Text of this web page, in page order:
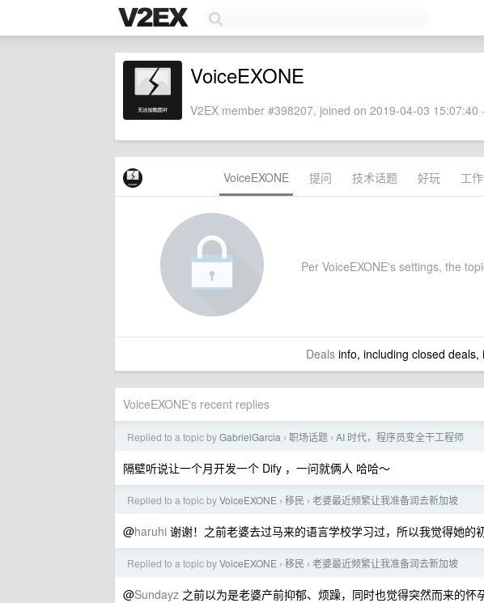
VoiceEXONE
V2EX member #398207, joined on 2019-04-03 15:07:40
VoiceEXONE 提问 技术话题 好玩 工
Per VoiceEXONE's settings, the
Dealsinfo, including closed deals,
VoiceEXONE's recent replies
Replied to a topic byGabrielGarcia › 职场话题 › AI 时代，程序员变全干工程师
隔壁听说让一个月开发一个 Dify ，一问就俩人 哈哈～
Replied to a topic byVoiceEXONE › 移民 › 老婆最近频繁让我准备润去新加坡
@haruhi 谢谢！之前老婆去过马来的语言学校学习过，所以我觉得她
Replied to a topic byVoiceEXONE › 移民 › 老婆最近频繁让我准备润去新加坡
@Sundayz 之前以为是老婆产前抑郁、烦躁，同时也觉得突然而来的